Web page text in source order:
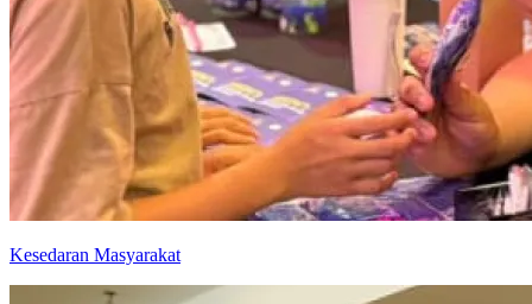
Kesedaran Masyarakat